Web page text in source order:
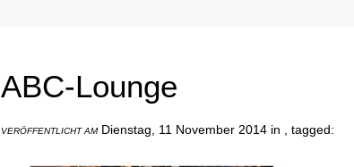
ABC-Lounge
VERÖFFENTLICHT AMDienstag, 11 November 2014 in , tagged: